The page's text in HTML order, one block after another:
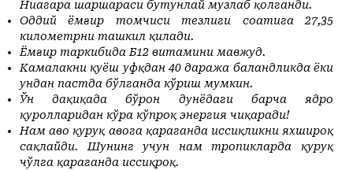
O'z Ўз
Ниагара шаршараси бутунлай музлаб қолганди.
Оддий ёмғир томчиси тезлиги соатига 27,35
километрни ташкил қилади.
Ёмғир таркибида Б12 витамини мавжуд.
Камалакни қуёш уфқдан 40 даража баландликда ёки
ундан пастда бўлганда кўриш мумкин.
Ўн дақиқада бўрон дунёдаги барча ядро
қуролларидан кўра кўпроқ энергия чиқаради!
Нам ҳаво қуруқ ҳавога қараганда иссиқликни яхшироқ
сақлайди. Шунинг учун нам тропикларда қуруқ
чўлга қараганда иссиқроқ.